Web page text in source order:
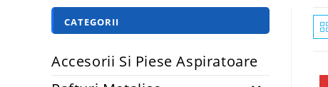
CATEGORII
Accesorii Si Piese Aspiratoare